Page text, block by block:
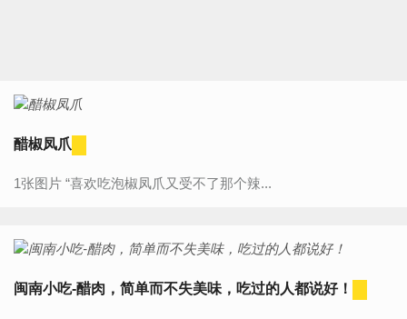
醋椒凤爪
1张图片 “喜欢吃泡椒凤爪又受不了那个辣...
闽南小吃-醋肉，简单而不失美味，吃过的人都说好！